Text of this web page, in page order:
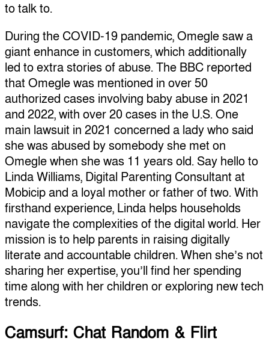
to talk to.
During the COVID-19 pandemic, Omegle saw a
giant enhance in customers, which additionally
led to extra stories of abuse. The BBC reported
that Omegle was mentioned in over 50
authorized cases involving baby abuse in 2021
and 2022, with over 20 cases in the U.S. One
main lawsuit in 2021 concerned a lady who said
she was abused by somebody she met on
Omegle when she was 11 years old​​. Say hello to
Linda Williams, Digital Parenting Consultant at
Mobicip and a loyal mother or father of two. With
firsthand experience, Linda helps households
navigate the complexities of the digital world. Her
mission is to help parents in raising digitally
literate and accountable children. When she’s not
sharing her expertise, you’ll find her spending
time along with her children or exploring new tech
trends.
Camsurf: Chat Random & Flirt